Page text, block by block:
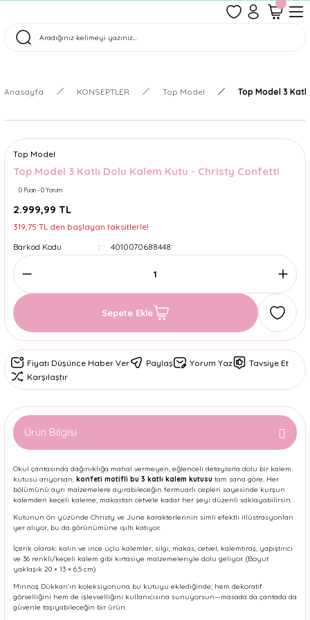
Tüm Siparişler Aynı Gün Kargoda!
Anasayfa KONSEPTLER Top Model Top Model 3
Top Model
Top Model 3 Katlı Dolu Kalem Kutu - Christy Confetti
0 Puan - 0 Yorum
2.999,99 TL
319,75 TL den başlayan taksitlerle!
Barkod Kodu
4010070688448
Sepete Ekle
Fiyatı Düşünce Haber Ver Paylaş Yorum Yaz
Tavsiye Et
Karşılaştır
Ürün Bilgisi
Okul çantasında dağınıklığa mahal vermeyen, eğlenceli detaylarla dolu bir kalem
kutusu arıyorsan, konfeti motifli bu 3 katlı kalem kutusu tam sana göre. Her
bölümünü ayrı malzemelere ayırabileceğin fermuarlı cepleri sayesinde kurşun
kalemden keçeli kaleme, makastan cetvele kadar her şeyi düzenli saklayabilirsin.
Kutunun ön yüzünde Christy ve June karakterlerinin simli efektli illüstrasyonları
yer alıyor, bu da görünümüne ışıltı katıyor.
İçerik olarak: kalın ve ince uçlu kalemler, silgi, makas, cetvel, kalemtıraş, yapıştırıcı
ve 36 renkli/keçeli kalem gibi kırtasiye malzemeleriyle dolu geliyor. (Boyut
yaklaşık 20 × 13 × 6,5 cm)
Minnoş Dükkan’ın koleksiyonuna bu kutuyu eklediğinde; hem dekoratif
görselliğini hem de işlevselliğini kullanıcısına sunuyorsun—masada da çantada da
güvenle taşıyabileceğin bir ürün.